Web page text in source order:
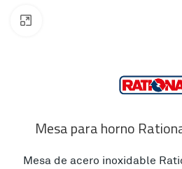
Mesa para horno
Mesa de acero inoxidable